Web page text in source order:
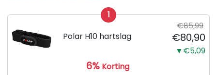
1
Polar H10 hartslag
€85,99
€80,90
▼€5,09
6% Korting